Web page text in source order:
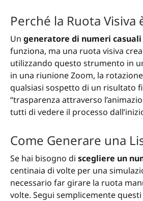
Perché la Ruota
Un generatore di numeri casuali
funziona, ma una ruota visiva
utilizzando questo strumento in
in una riunione Zoom, la
qualsiasi sospetto di un risultato
“trasparenza attraverso
tutti di vedere il processo
Come Generare una
Se hai bisogno di scegliere un
centinaia di volte per una
necessario far girare la ruota
volte. Segui semplicemente